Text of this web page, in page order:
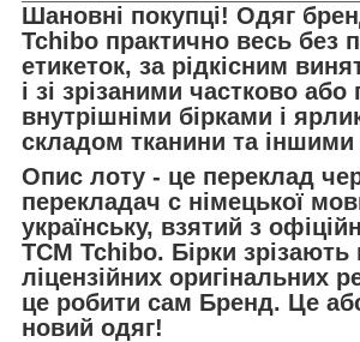
Шановні покупці! Одяг
Tchibo практично весь без
етикеток, за рідкісним
і зі зрізаними частково або
внутрішніми бірками і
складом тканини та
Опис лоту - це переклад
перекладач с німецької
українську, взятий з
TCM Tchibo. Бірки зрізають
ліцензійних оригінальних
це робити сам Бренд. Це
новий одяг!